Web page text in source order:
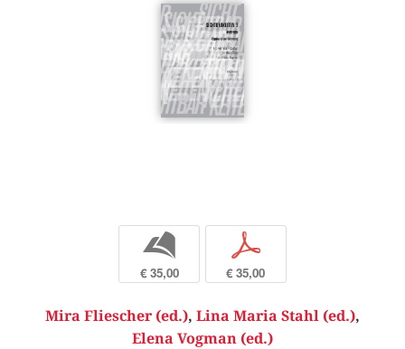
b
€ 35,00
p
€ 35,00
Mira Fliescher (ed.), Lina Maria Stahl (ed.),
Elena Vogman (ed.)